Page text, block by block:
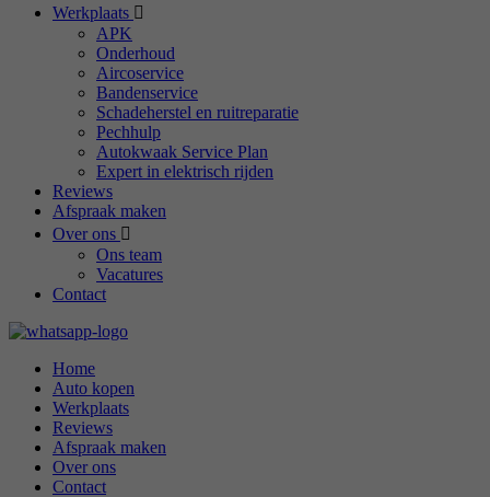
Werkplaats
APK
Onderhoud
Aircoservice
Bandenservice
Schadeherstel en ruitreparatie
Pechhulp
Autokwaak Service Plan
Expert in elektrisch rijden
Reviews
Afspraak maken
Over ons
Ons team
Vacatures
Contact
Home
Auto kopen
Werkplaats
Reviews
Afspraak maken
Over ons
Contact